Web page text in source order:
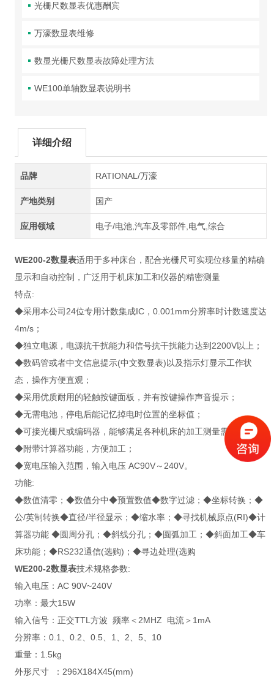
光栅尺数显表优惠酬宾
万濠数显表维修
数显光栅尺数显表故障处理方法
WE100单轴数显表说明书
详细介绍
品牌 RATIONAL/万濠
产地类别 国产
应用领域 电子/电池,汽车及零部件,电气,综合
WE200-2数显表适用于多种床台，配合光栅尺可实现位移量的精确
显示和自动控制，广泛用于机床加工和仪器的精密测量
特点:
◆采用本公司24位专用计数集成IC，0.001mm分辨率时计数速度达
4m/s；
◆独立电源，电源抗干扰能力和信号抗干扰能力达到2200V以上；
◆数码管或者中文信息提示(中文数显表)以及指示灯显示工作状
态，操作方便直观；
◆采用优质耐用的轻触按键面板，并有按键操作声音提示；
◆无需电池，停电后能记忆掉电时位置的坐标值；
◆可接光栅尺或编码器，能够满足各种机床的加工测量需求；
◆附带计算器功能，方便加工；
◆宽电压输入范围，输入电压 AC90V～240V。
功能:
◆数值清零；◆数值分中◆预置数值◆数字过滤；◆坐标转换；◆
公/英制转换◆直径/半径显示；◆缩水率；◆寻找机械原点(RI)◆计
算器功能 ◆圆周分孔；◆斜线分孔；◆圆弧加工；◆斜面加工◆车
床功能；◆RS232通信(选购)；◆寻边处理(选购
WE200-2数显表技术规格参数:
输入电压：AC 90V~240V
功率：最大15W
输入信号：正交TTL方波 频率＜2MHZ 电流＞1mA
分辨率：0.1、0.2、0.5、1、2、5、10
重量：1.5kg
外形尺寸 ：296X184X45(mm)